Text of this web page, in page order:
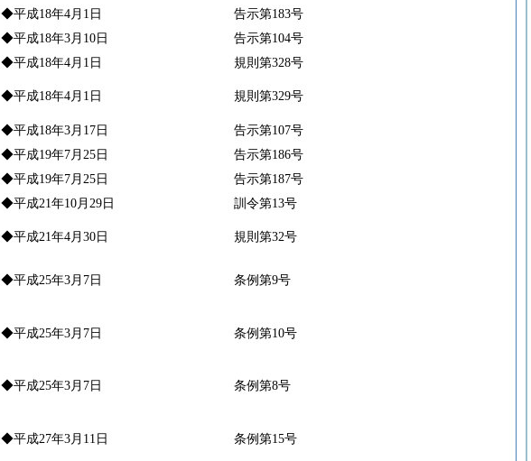
◆平成18年4月1日
告示第183号
◆平成18年3月10日
告示第104号
◆平成18年4月1日
規則第328号
◆平成18年4月1日 規則第329号
◆平成18年3月17日
告示第107号
◆平成19年7月25日
告示第186号
◆平成19年7月25日
告示第187号
◆平成21年10月29日
訓令第13号
◆平成21年4月30日 規則第32号
◆平成25年3月7日 条例第9号
◆平成25年3月7日 条例第10号
◆平成25年3月7日 条例第8号
◆平成27年3月11日 条例第15号